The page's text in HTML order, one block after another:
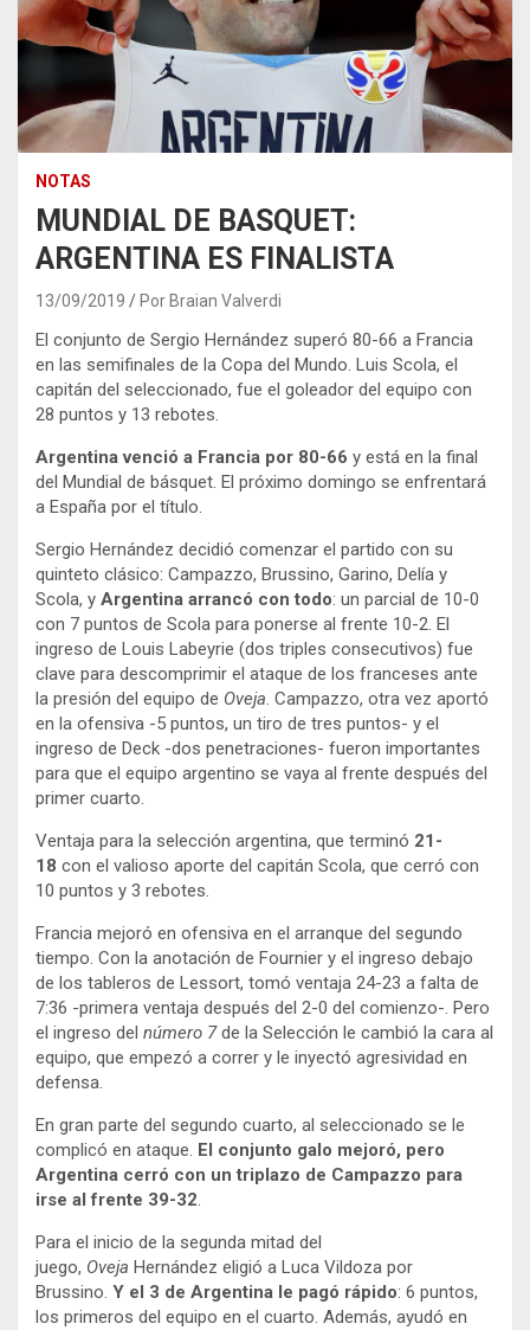
NOTAS
MUNDIAL DE BASQUET:
ARGENTINA ES FINALISTA
13/09/2019 Por Braian Valverdi
El conjunto de Sergio Hernández superó 80-66 a Francia
en las semifinales de la Copa del Mundo. Luis Scola, el
capitán del seleccionado, fue el goleador del equipo con
28 puntos y 13 rebotes.
Argentina venció a Francia por 80-66 y está en la final
del Mundial de básquet. El próximo domingo se enfrentará
a España por el título.
Sergio Hernández decidió comenzar el partido con su
quinteto clásico: Campazzo, Brussino, Garino, Delía y
Scola, y Argentina arrancó con todo: un parcial de 10-0
con 7 puntos de Scola para ponerse al frente 10-2. El
ingreso de Louis Labeyrie (dos triples consecutivos) fue
clave para descomprimir el ataque de los franceses ante
la presión del equipo de Oveja. Campazzo, otra vez aportó
en la ofensiva -5 puntos, un tiro de tres puntos- y el
ingreso de Deck -dos penetraciones- fueron importantes
para que el equipo argentino se vaya al frente después del
primer cuarto.
Ventaja para la selección argentina, que terminó 21-
18 con el valioso aporte del capitán Scola, que cerró con
10 puntos y 3 rebotes.
Francia mejoró en ofensiva en el arranque del segundo
tiempo. Con la anotación de Fournier y el ingreso debajo
de los tableros de Lessort, tomó ventaja 24-23 a falta de
7:36 -primera ventaja después del 2-0 del comienzo-. Pero
el ingreso del número 7de la Selección le cambió la cara al
equipo, que empezó a correr y le inyectó agresividad en
defensa.
En gran parte del segundo cuarto, al seleccionado se le
complicó en ataque. El conjunto galo mejoró, pero
Argentina cerró con un triplazo de Campazzo para
irse al frente 39-32.
Para el inicio de la segunda mitad del
juego, Oveja Hernández eligió a Luca Vildoza por
Brussino. Y el 3 de Argentina le pagó rápido: 6 puntos,
los primeros del equipo en el cuarto. Además, ayudó en